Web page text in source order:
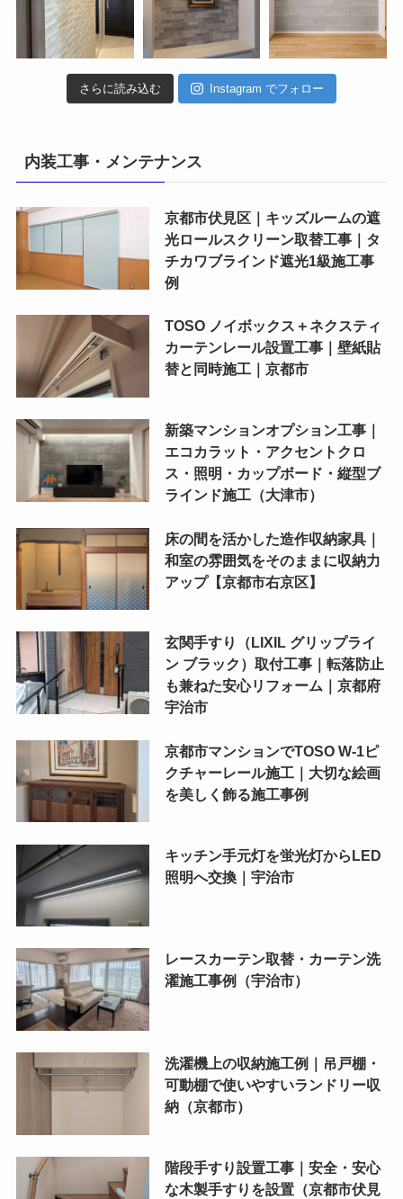
さらに読み込む Instagram でフォロー
内装工事・メンテナンス
京都市伏見区｜キッズルームの遮
光ロールスクリーン取替工事｜タ
チカワブラインド遮光1級施工事
例
TOSO ノイボックス＋ネクスティ
カーテンレール設置工事｜壁紙貼
替と同時施工｜京都市
新築マンションオプション工事｜
エコカラット・アクセントクロ
ス・照明・カップボード・縦型ブ
ラインド施工（大津市）
床の間を活かした造作収納家具｜
和室の雰囲気をそのままに収納力
アップ【京都市右京区】
玄関手すり（LIXIL グリップライ
ン ブラック）取付工事｜転落防止
も兼ねた安心リフォーム｜京都府
宇治市
京都市マンションでTOSO W-1ピ
クチャーレール施工｜大切な絵画
を美しく飾る施工事例
キッチン手元灯を蛍光灯からLED
照明へ交換｜宇治市
レースカーテン取替・カーテン洗
濯施工事例（宇治市）
洗濯機上の収納施工例｜吊戸棚・
可動棚で使いやすいランドリー収
納（京都市）
階段手すり設置工事｜安全・安心
な木製手すりを設置（京都市伏見